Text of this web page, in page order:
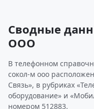
Сводные
ООО
В телефонном
сокол-м ооо
Связь», в рубриках
оборудование» и
номером 512883.